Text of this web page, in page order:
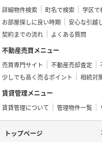
詳細物件検索 町名で検索 学区で
お部屋探しに良い時期
安心な引越
契約までの流れ
よくある質問
不動産売買メニュー
売買専門サイト 不動産売却査定
少しでも高く売るポイント
相続対
賃貸管理メニュー
賃貸管理について 管理物件一覧
トップページ